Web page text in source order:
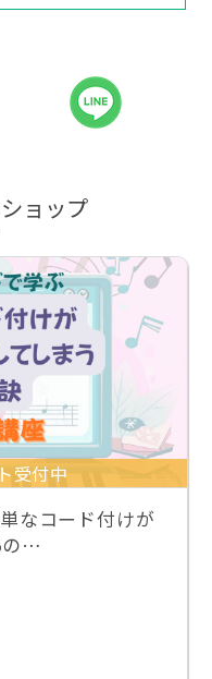
ョップ
受付中
なコード付けが
の…